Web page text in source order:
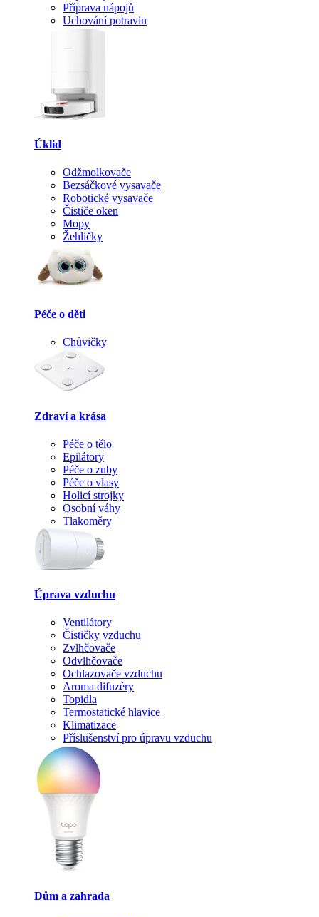
Příprava nápojů
Uchování potravin
Úklid
Odžmolkovače
Bezsáčkové vysavače
Robotické vysavače
Čističe oken
Mopy
Žehličky
Péče o děti
Chůvičky
Zdraví a krása
Péče o tělo
Epilátory
Péče o zuby
Péče o vlasy
Holicí strojky
Osobní váhy
Tlakoměry
Úprava vzduchu
Ventilátory
Čističky vzduchu
Zvlhčovače
Odvlhčovače
Ochlazovače vzduchu
Aroma difuzéry
Topidla
Termostatické hlavice
Klimatizace
Příslušenství pro úpravu vzduchu
Dům a zahrada